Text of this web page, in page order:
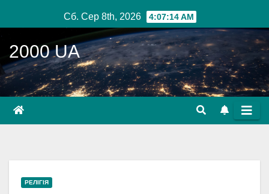
до
вмісту
Сб. Сер 8th, 2026 4:07:16 AM
2000 UA
РЕЛІГІЯ